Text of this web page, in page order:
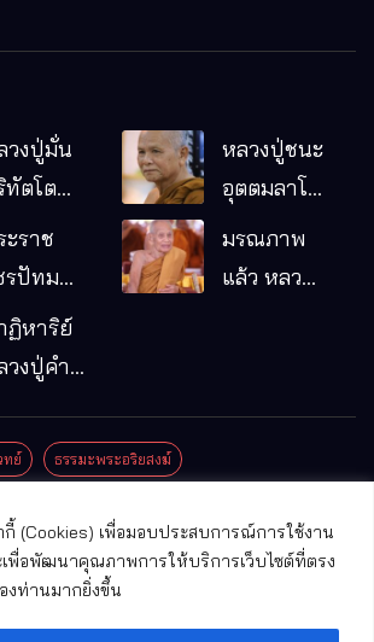
กี้ (Cookies) เพื่อมอบประสบการณ์การใช้งาน
พื่อพัฒนาคุณภาพการให้บริการเว็บไซต์ที่ตรง
งท่านมากยิ่งขึ้น
วงปู่มั่น
ทัตโต
ะอริยเจ้า
ป็นบิดา
ฐาน
หลวงปู่ชนะ
อุตตมลาโภ
หมากอื๋อ
ะราช
รปัทม
(หลวง
บัวเกตุ
ว วัดป่า
ม่ริม
ชียงใหม่
มรณภาพ
แล้ว หลวง
ฏิหาริย์
วงปู่คำ
ทย์ ธรรมะพระอริยสงฆ์
ง
ทธิ์ วัดที่สําคัญ